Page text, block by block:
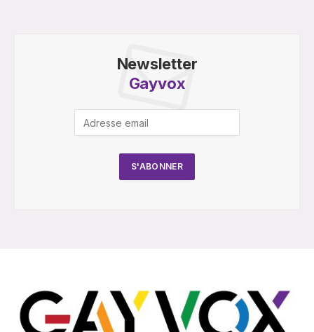
Newsletter
Gayvox